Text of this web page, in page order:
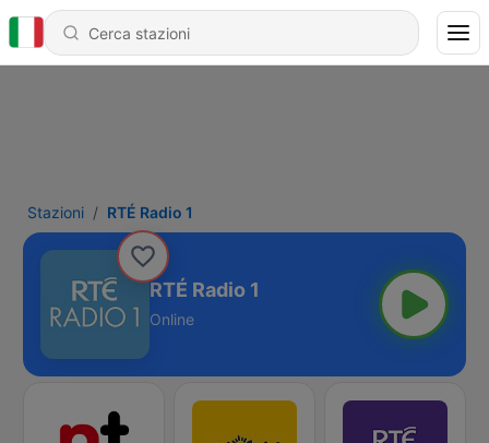
Stazioni RTÉ Radio 1
RTÉ Radio 1
Online